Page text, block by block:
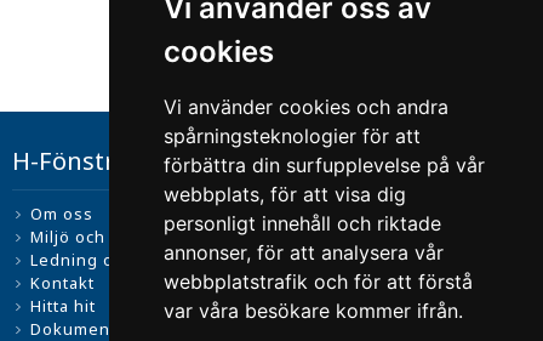
Vi använder oss av
cookies
Vi använder cookies och andra
spårningsteknologier för att
förbättra din surfupplevelse på vår
webbplats, för att visa dig
personligt innehåll och riktade
annonser, för att analysera vår
webbplatstrafik och för att förstå
var våra besökare kommer ifrån.
H-Fönstret i Lysekil
Om oss
Miljö och kvalitet
Ledning och ägarstruktur
Kontakt
Hitta hit
Dokument